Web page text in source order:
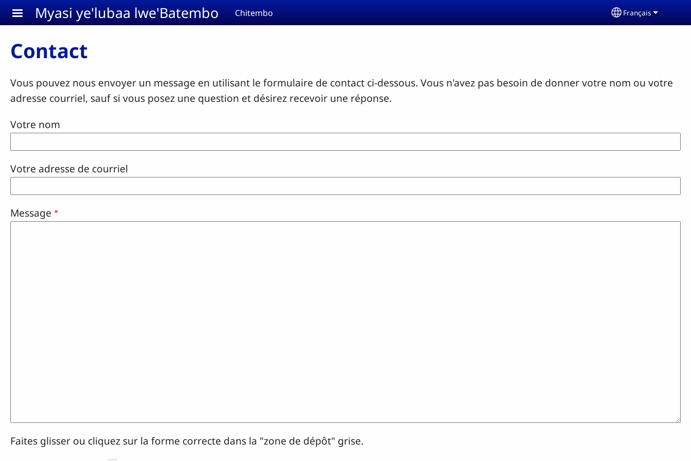
Aller au contenu principal
Myasi ye'lubaa lwe'Batembo Chitembo Select your
Français
Contact
Vous pouvez nous envoyer un message en utilisant le formulaire de contact ci-dessous. Vous n'avez pas besoin de donner votre nom ou votre
adresse courriel, sauf si vous posez une question et désirez recevoir une réponse.
Votre nom
Votre adresse de courriel
Message
Faites glisser ou cliquez sur la forme correcte dans la "zone de dépôt" grise.